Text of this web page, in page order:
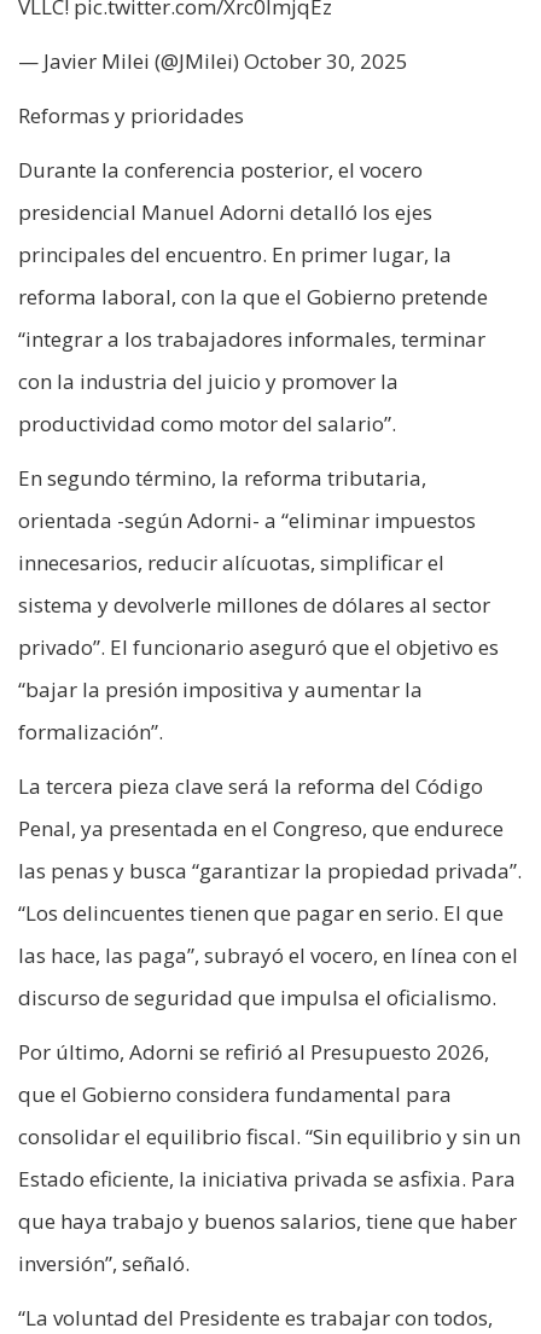
VLLC! pic.twitter.com/Xrc0lmjqEz
— Javier Milei (@JMilei) October 30, 2025
Reformas y prioridades
Durante la conferencia posterior, el vocero
presidencial Manuel Adorni detalló los ejes
principales del encuentro. En primer lugar, la
reforma laboral, con la que el Gobierno pretende
“integrar a los trabajadores informales, terminar
con la industria del juicio y promover la
productividad como motor del salario”.
En segundo término, la reforma tributaria,
orientada -según Adorni- a “eliminar impuestos
innecesarios, reducir alícuotas, simplificar el
sistema y devolverle millones de dólares al sector
privado”. El funcionario aseguró que el objetivo es
“bajar la presión impositiva y aumentar la
formalización”.
La tercera pieza clave será la reforma del Código
Penal, ya presentada en el Congreso, que endurece
las penas y busca “garantizar la propiedad privada”.
“Los delincuentes tienen que pagar en serio. El que
las hace, las paga”, subrayó el vocero, en línea con el
discurso de seguridad que impulsa el oficialismo.
Por último, Adorni se refirió al Presupuesto 2026,
que el Gobierno considera fundamental para
consolidar el equilibrio fiscal. “Sin equilibrio y sin un
Estado eficiente, la iniciativa privada se asfixia. Para
que haya trabajo y buenos salarios, tiene que haber
inversión”, señaló.
“La voluntad del Presidente es trabajar con todos,